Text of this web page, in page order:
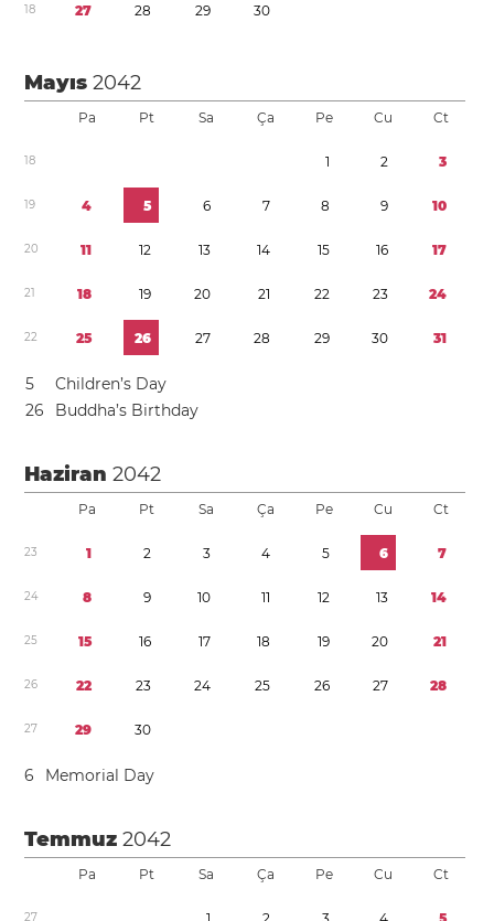
18 27 28 29 30
Mayıs2042
Pa Pt Sa Ça Pe Cu Ct
18 1 2 3
19 4 5 6 7 8 9 10
20 11 12 13 14 15 16 17
21 18 19 20 21 22 23 24
22 25 26 27 28 29 30 31
5
Children’s Day
26 Buddha’s Birthday
Haziran2042
Pa Pt Sa Ça Pe Cu Ct
23 1 2 3 4 5 6 7
24 8 9 10 11 12 13 14
25 15 16 17 18 19 20 21
26 22 23 24 25 26 27 28
27 29 30
6 Memorial Day
Temmuz2042
Pa Pt Sa Ça Pe Cu Ct
27